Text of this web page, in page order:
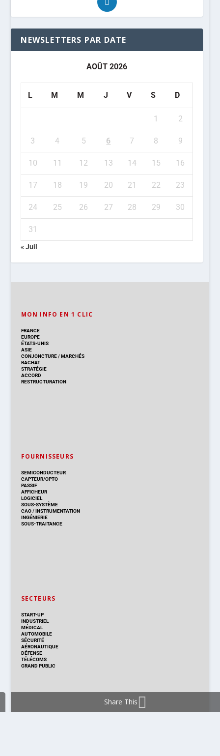
NEWSLETTERS PAR DATE
AOÛT 2026
L M M J V S D
1 2
3 4 5 6 7 8 9
10 11 12 13 14 15 16
17 18 19 20 21 22 23
24 25 26 27 28 29 30
31
« Juil
MON INFO EN 1 CLIC
FRANCE
EUROPE
ÉTATS-UNIS
ASIE
CONJONCTURE/MARCHÉS
RACHAT
STRATÉGIE
ACCORD
RESTRUCTURATION
FOURNISSEURS
SEMICONDUCTEUR
CAPTEUR/OPTO
PASSIF
AFFICHEUR
LOGICIEL
SOUS-SYSTÈME
CAO/INSTRUMENTATION
INGÉNIERIE
SOUS-TRAITANCE
SECTEURS
START-UP
INDUSTRIEL
MÉDICAL
AUTOMOBILE
SÉCURITÉ
AÉRONAUTIQUE
DÉFENSE
TÉLÉCOMS
GRAND PUBLIC
Share This